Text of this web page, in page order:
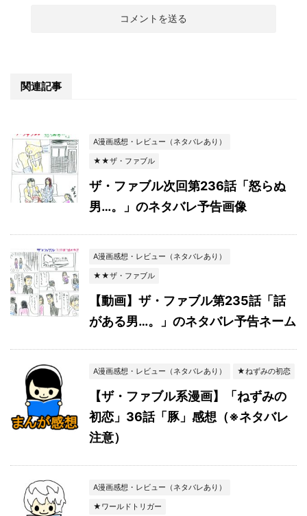
関連記事
A漫画感想・レビュー（ネタバレあり）
★★ザ・ファブル
ザ・ファブル次回第236話「怒らぬ
男…。」のネタバレ予告画像
A漫画感想・レビュー（ネタバレあり）
★★ザ・ファブル
【動画】ザ・ファブル第235話「話
がある男…。」のネタバレ予告ネーム
A漫画感想・レビュー（ネタバレあり） ★ねずみの初恋
【ザ・ファブル系漫画】「ねずみの
初恋」36話「豚」感想（※ネタバレ
注意）
A漫画感想・レビュー（ネタバレあり）
★ワールドトリガー